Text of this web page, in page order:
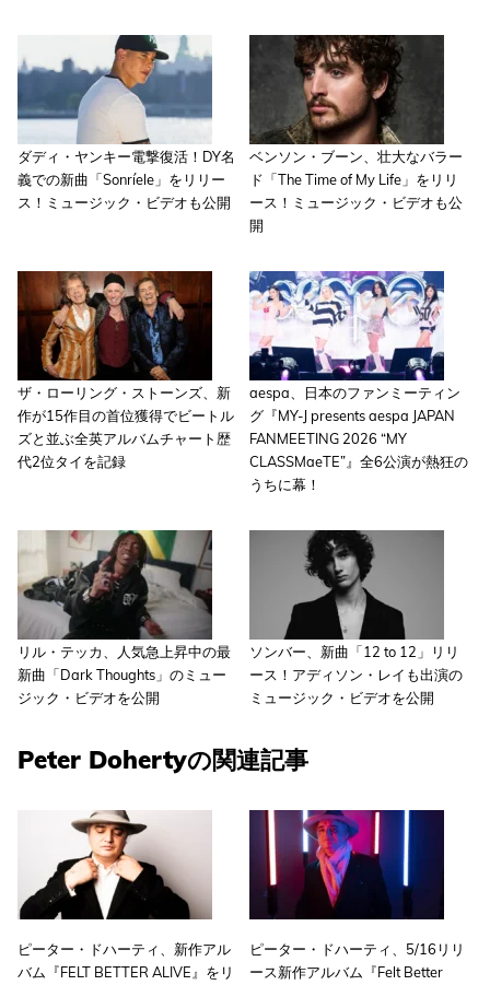
ダディ・ヤンキー電撃復活！DY名
義での新曲「Sonríele」をリリー
ス！ミュージック・ビデオも公開
ベンソン・ブーン、壮大なバラー
ド「The Time of My Life」をリリ
ース！ミュージック・ビデオも公
開
ザ・ローリング・ストーンズ、新
作が15作目の首位獲得でビートル
ズと並ぶ全英アルバムチャート歴
代2位タイを記録
aespa、日本のファンミーティン
グ『MY-J presents aespa JAPAN
FANMEETING 2026 “MY
CLASSMaeTE”』全6公演が熱狂の
うちに幕！
リル・テッカ、人気急上昇中の最
新曲「Dark Thoughts」のミュー
ジック・ビデオを公開
ソンバー、新曲「12 to 12」リリ
ース！アディソン・レイも出演の
ミュージック・ビデオを公開
Peter Dohertyの関連記事
ピーター・ドハーティ、新作アル
バム『FELT BETTER ALIVE』をリ
ピーター・ドハーティ、5/16リリ
ース新作アルバム『Felt Better